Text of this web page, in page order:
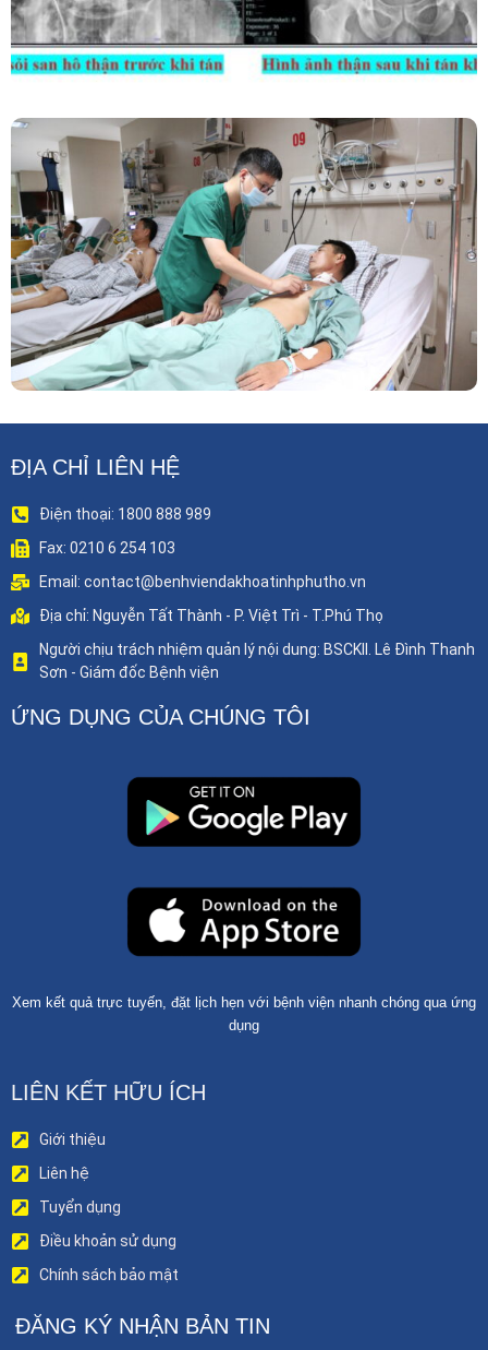
Phẫu Thuật Nội Soi Thay Van Tim – Bước Tiến
Vững Chắc Của Khoa Phẫu Thuật Tim Mạch
Lồng Ngực BVĐK Tỉnh Phú Thọ
ĐỊA CHỈ LIÊN HỆ
Điện thoại: 1800 888 989
Fax: 0210 6 254 103
Email: contact@benhviendakhoatinhphutho.vn
Địa chỉ: Nguyễn Tất Thành - P. Việt Trì - T.Phú Thọ
Người chịu trách nhiệm quản lý nội dung: BSCKII. Lê Đình Thanh
Sơn - Giám đốc Bệnh viện
ỨNG DỤNG CỦA CHÚNG TÔI
Xem kết quả trực tuyến, đặt lịch hẹn với bệnh viện nhanh chóng qua ứng
dụng
LIÊN KẾT HỮU ÍCH
Giới thiệu
Liên hệ
Tuyển dụng
Điều khoản sử dụng
Chính sách bảo mật
ĐĂNG KÝ NHẬN BẢN TIN